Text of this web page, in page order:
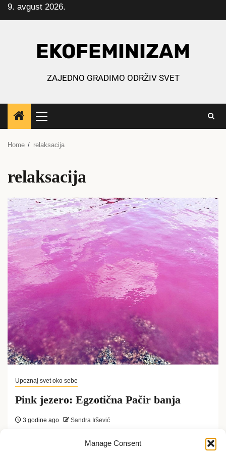
Manage Consent
Skip
to
9. avgust 2026.
EKOFEMINIZAM
ZAJEDNO GRADIMO ODRŽIV SVET
Primary
Menu
Home relaksacija
relaksacija
Upoznaj svet oko sebe
Pink jezero: Egzotična Pačir banja
3 godine ago Sandra Iršević
Pink jezero na severu Srbije, nedaleko od Subotice,